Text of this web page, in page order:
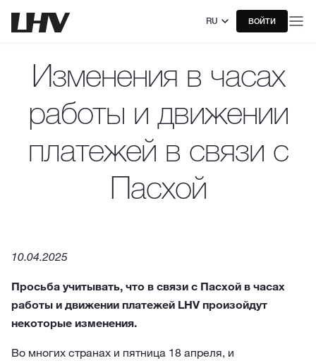
RU ВОЙТИ
Изменения в часах
работы и движении
платежей в связи с
Пасхой
10.04.2025
Просьба учитывать, что в связи с Пасхой в часах
работы и движении платежей LHV произойдут
некоторые изменения.
Во многих странах и пятница 18 апреля, и